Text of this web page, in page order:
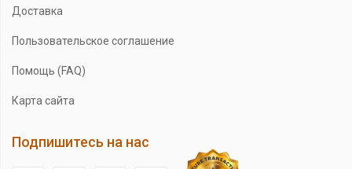
Доставка
Пользовательское соглашение
Помощь (FAQ)
Карта сайта
Подпишитесь на нас